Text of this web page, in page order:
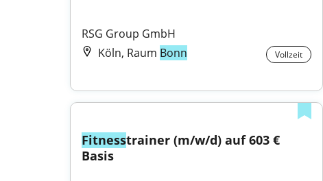
RSG Group GmbH
Köln, Raum Bonn Vollzeit
Fitnesstrainer (m/w/d) auf 603 €
Basis